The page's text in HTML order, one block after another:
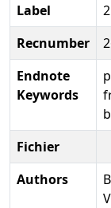
Label
Recnumber
Endnote
Keywords
Fichier
Authors